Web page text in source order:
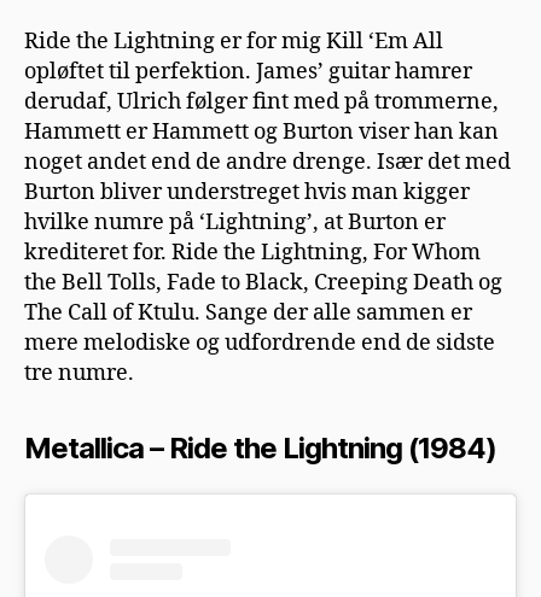
Ride the Lightning er for mig Kill ‘Em All
opløftet til perfektion. James’ guitar hamrer
derudaf, Ulrich følger fint med på trommerne,
Hammett er Hammett og Burton viser han kan
noget andet end de andre drenge. Især det med
Burton bliver understreget hvis man kigger
hvilke numre på ‘Lightning’, at Burton er
krediteret for. Ride the Lightning, For Whom
the Bell Tolls, Fade to Black, Creeping Death og
The Call of Ktulu. Sange der alle sammen er
mere melodiske og udfordrende end de sidste
tre numre.
Metallica – Ride the Lightning (1984)